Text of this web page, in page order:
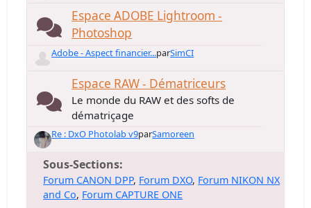
Espace ADOBE Lightroom -
Photoshop
Adobe - Aspect financier...parSimCI
Espace RAW - Dématriceurs
Le monde du RAW et des softs de
dématriçage
Re : DxO Photolab v9parSamoreen
Sous-Sections
Forum CANON DPP Forum DXO Forum NIKON NX
and Co Forum CAPTURE ONE